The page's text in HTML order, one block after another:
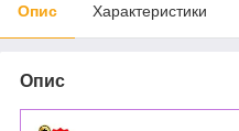
Опис Характеристики
Опис